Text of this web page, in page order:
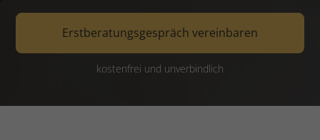
Erstberatungsgespräch vereinbaren
kostenfrei und unverbindlich